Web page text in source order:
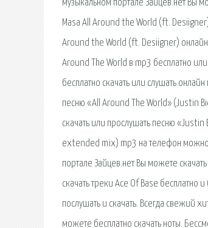
музыкальном портале Зайцев.нет Вы
Masa All Around the World (ft.
Around the World (ft. Desiigner)
Around The World в mp3 бесплатно
бесплатно скачать или слушать
песню «All Around The World» (Justin
скачать или прослушать песню
extended mix) mp3 на телефон можно
портале Зайцев.нет Вы можете
скачать треки Ace Of Base
послушать и скачать. Всегда свежий
можете бесплатно скачать ноты.